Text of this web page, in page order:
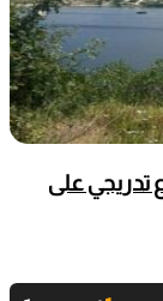
تدريجي على